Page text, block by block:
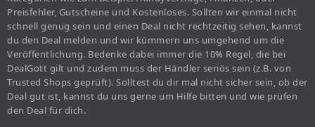
Preisfehler, Gutscheine und Kostenloses. Sollten wir einmal nicht
schnell genug sein und einen Deal nicht rechtzeitig sehen, kannst
du den Deal melden und wir kümmern uns umgehend um die
Veröffentlichung. Bedenke dabei immer die 10% Regel, die bei
DealGott gilt und zudem muss der Händler seriös sein (z.B. von
Trusted Shops geprüft). Solltest du dir mal nicht sicher sein, ob der
Deal gut ist, kannst du uns gerne um Hilfe bitten und wie prüfen
den Deal für dich.